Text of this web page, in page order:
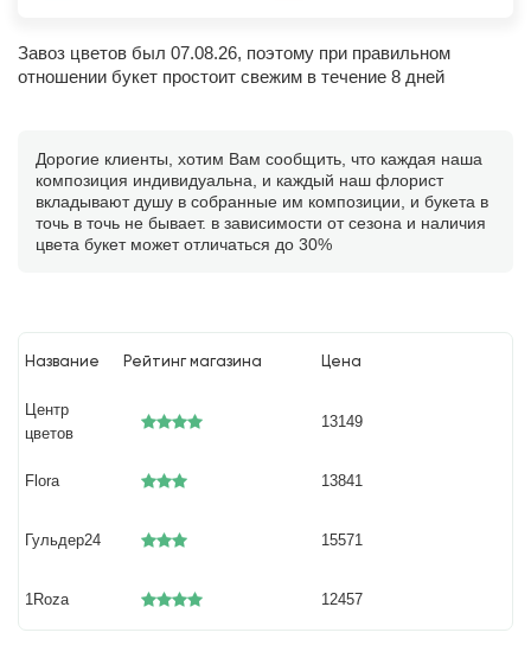
Завоз цветов был 07.08.26, поэтому при правильном
отношении букет простоит свежим в течение 8 дней
Дорогие клиенты, хотим Вам сообщить, что каждая наша
композиция индивидуальна, и каждый наш флорист
вкладывают душу в собранные им композиции, и букета в
точь в точь не бывает. в зависимости от сезона и наличия
цвета букет может отличаться до 30%
Название Рейтинг магазина Цена
Центр
цветов
13149
Flora 13841
Гульдер24 15571
1Roza 12457